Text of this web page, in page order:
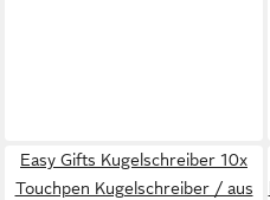
Easy Gifts Kugelschreiber 10x
Touchpen Kugelschreiber / aus